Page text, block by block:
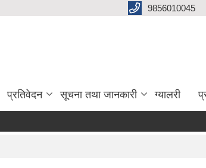
9856010045
प्रतिवेदन सूचना तथा जानकारी ग्यालरी